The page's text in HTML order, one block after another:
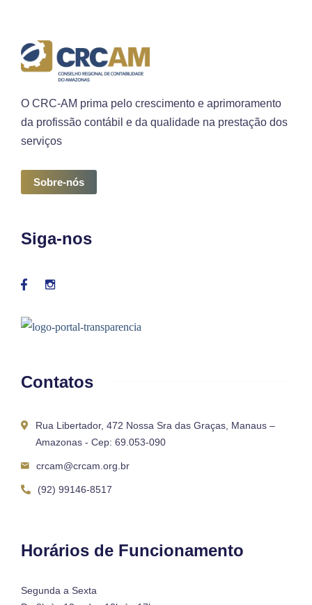
O CRC-AM prima pelo crescimento e aprimoramento
da profissão contábil e da qualidade na prestação dos
serviços
Sobre-nós
Siga-nos
Contatos
Rua Libertador, 472 Nossa Sra das Graças, Manaus –
Amazonas - Cep: 69.053-090
crcam@crcam.org.br
(92) 99146-8517
Horários de Funcionamento
Segunda a Sexta